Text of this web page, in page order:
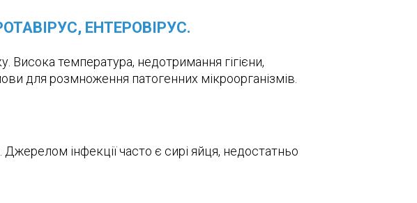
ЕНТЕРОВІРУС.
Висока температура, недотримання гігієни,
для розмноження патогенних мікроорганізмів.
інфекції часто є сирі яйця, недостатньо